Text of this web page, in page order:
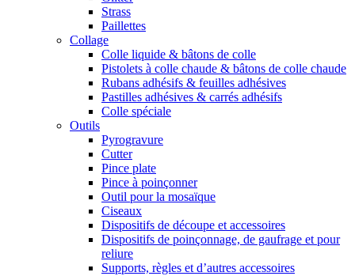
Strass
Paillettes
Collage
Colle liquide & bâtons de colle
Pistolets à colle chaude & bâtons de colle chaude
Rubans adhésifs & feuilles adhésives
Pastilles adhésives & carrés adhésifs
Colle spéciale
Outils
Pyrogravure
Cutter
Pince plate
Pince à poinçonner
Outil pour la mosaïque
Ciseaux
Dispositifs de découpe et accessoires
Dispositifs de poinçonnage, de gaufrage et pour
reliure
Supports, règles et d’autres accessoires